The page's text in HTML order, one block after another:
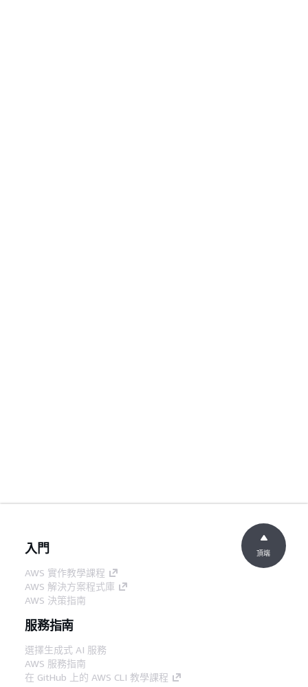
入門
AWS 實作教學課程
AWS 解決方案程式庫
AWS 決策指南
服務指南
選擇生成式 AI 服務
AWS 服務指南
在 GitHub 上的 AWS CLI 教學課程
頂端